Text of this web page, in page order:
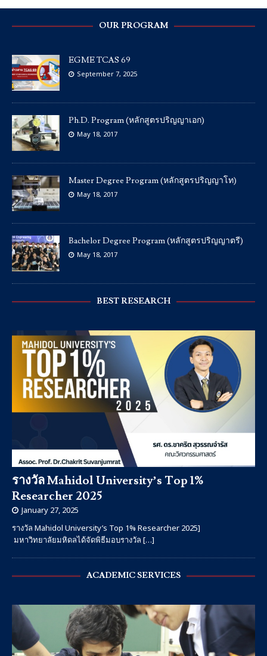
OUR PROGRAM
EGME TCAS 69
September 7, 2025
Ph.D. Program (หลักสูตรปริญญาเอก)
May 18, 2017
Master Degree Program (หลักสูตรปริญญาโท)
May 18, 2017
Bachelor Degree Program (หลักสูตรปริญญาตรี)
May 18, 2017
BEST RESEARCH
รางวัล Mahidol University’s Top 1%
Researcher 2025
January 27, 2025
รางวัล Mahidol University’s Top 1% Researcher 2025]
มหาวิทยาลัยมหิดลได้จัดพิธีมอบรางวัล […]
ACADEMIC SERVICES